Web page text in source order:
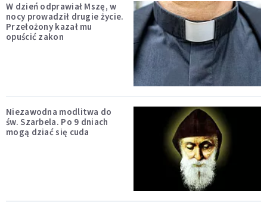
W dzień odprawiał Mszę, w
nocy prowadził drugie życie.
Przełożony kazał mu
opuścić zakon
Niezawodna modlitwa do
św. Szarbela. Po 9 dniach
mogą dziać się cuda